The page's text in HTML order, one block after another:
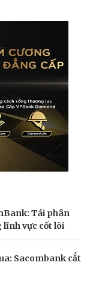
Tái phân
lĩnh vực cốt lõi
Sacombank cắt